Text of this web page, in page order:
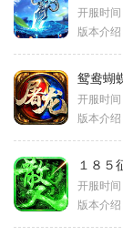
开服时间
版本介绍
鸳鸯蝴
开服时间
版本介绍
１８５
开服时间
版本介绍